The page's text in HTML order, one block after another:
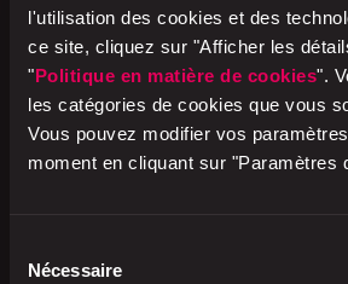
l'utilisation des cookies et des
ce site, cliquez sur "Afficher les
"Politique en matière de cookies".
les catégories de cookies que vous
Vous pouvez modifier vos
moment en cliquant sur "Paramètres
Nécessaire
Contenu : 250 ml
Caféine : 32 mg / 100 ml
Prix: CHF 1.50
: Disponible exclusif
Cliquez ici pour accéder au produit